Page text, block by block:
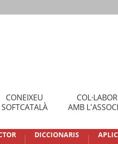
CONEIXEU
SOFTCATALÀ
AMB
DICCIONARIS